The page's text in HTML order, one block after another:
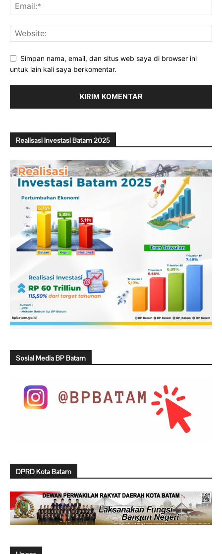
Simpan nama, email, dan situs web saya di browser ini
untuk lain kali saya berkomentar.
Realisasi Investasi Batam 2025
Sosial Media BP Batam
DPRD Kota Batam